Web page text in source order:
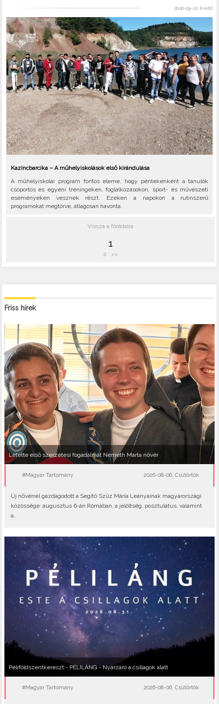
2020-09-22, Kedd
Kazincbarcika – A műhelyiskolások első kirándulása
A műhelyiskolai program fontos eleme, hogy péntekenként a tanulók
csoportos és egyéni tréningeken, foglalkozásokon, sport- és művészeti
eseményeken vesznek részt. Ezeken a napokon a rutinszerű
programokat megtörve, átlagosan havonta..
Vissza a főoldalra
1
2 >>
Friss hírek
Letette első szerzetesi fogadalmát Németh Márta nővér
#Magyar Tartomány 2026-08-06, Csütörtök
Új nővérrel gazdagodott a Segítő Szűz Mária Leányainak magyarországi
közössége: augusztus 6-án Rómában, a jelöltség, posztulátus, valamint
a..
Péliföldszentkereszt - PÉLILÁNG - Nyárzáró a csillagok alatt
#Magyar Tartomány 2026-08-06, Csütörtök